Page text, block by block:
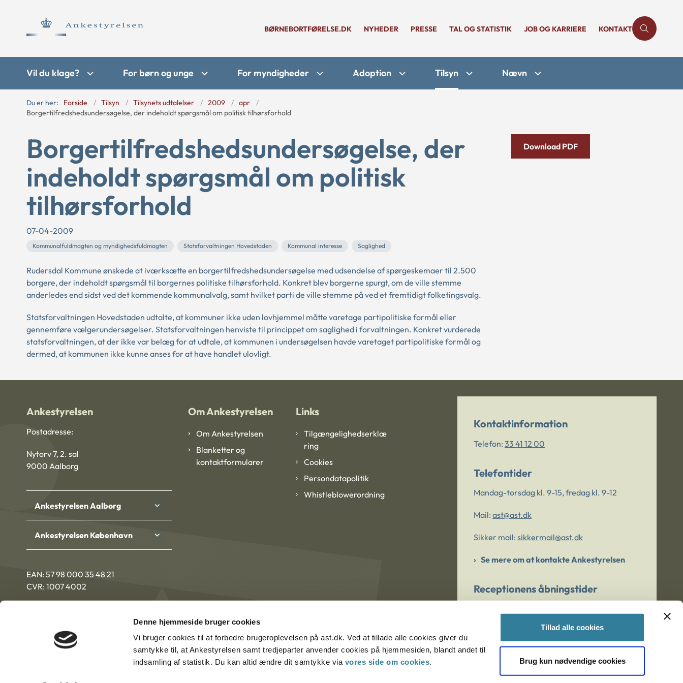
Denne hjemmeside bruger cookies
Vi bruger cookies til at forbedre brugeroplevelsen på ast.dk. Ved at tillade alle cookies giver du
samtykke til, at Ankestyrelsen samt tredjeparter anvender cookies på hjemmesiden, blandt andet til
indsamling af statistik. Du kan altid ændre dit samtykke via vores side om cookies.
Tillad alle cookies
Brug kun nødvendige cookies
BØRNEBORTFØRELSE.DK NYHEDER PRESSE TAL OG STATISTIK JOB OG KARRIERE KONTAKT
Vil du klage? For børn og unge For myndigheder Adoption Tilsyn Nævn
Du er her: Forside Tilsyn Tilsynets udtalelser 2009
apr
Borgertilfredshedsundersøgelse, der indeholdt spørgsmål om politisk tilhørsforhold
Borgertilfredshedsundersøgelse, der
indeholdt spørgsmål om politisk
tilhørsforhold
07-04-2009
Kommunalfuldmagten og myndighedsfuldmagten Statsforvaltningen Hovedstaden Kommunal interesse Saglighed
Rudersdal Kommune ønskede at iværksætte en borgertilfredshedsundersøgelse med udsendelse af spørgeskemaer til 2.500
borgere, der indeholdt spørgsmål til borgernes politiske tilhørsforhold. Konkret blev borgerne spurgt, om de ville stemme
anderledes end sidst ved det kommende kommunalvalg, samt hvilket parti de ville stemme på ved et fremtidigt folketingsvalg.
Statsforvaltningen Hovedstaden udtalte, at kommuner ikke uden lovhjemmel måtte varetage partipolitiske formål eller
gennemføre vælgerundersøgelser. Statsforvaltningen henviste til princippet om saglighed i forvaltningen. Konkret vurderede
statsforvaltningen, at der ikke var belæg for at udtale, at kommunen i undersøgelsen havde varetaget partipolitiske formål og
dermed, at kommunen ikke kunne anses for at have handlet ulovligt.
Download PDF
Ankestyrelsen
Postadresse:
Nytorv 7, 2. sal
9000 Aalborg
Ankestyrelsen Aalborg
Ankestyrelsen København
EAN: 57 98 000 35 48 21
CVR: 1007 4002
Om Ankestyrelsen
Om Ankestyrelsen
Blanketter og
kontaktformularer
Links
Tilgængelighedserklæ
ring
Cookies
Persondatapolitik
Whistleblowerordning
Kontaktinformation
Telefon: 33 41 12 00
Telefontider
Mandag-torsdag kl. 9-15, fredag kl. 9-12
Mail: ast@ast.dk
Sikker mail: sikkermail@ast.dk
Se mere om at kontakte Ankestyrelsen
Receptionens åbningstider
Er du bekymret for et barn/en ung?